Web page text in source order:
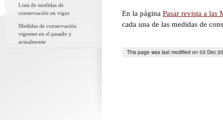
Lista de medidas de
conservación en vigor
Medidas de conservación
vigentes en el pasado y
actualmente
En la página Pasar revista a las
cada una de las medidas de
This page was last modified on 03 Dec